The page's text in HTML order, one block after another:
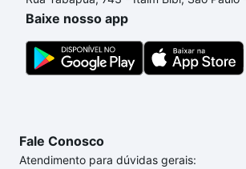
portal quanto custa comprar um
conte com a gente para comprar o
sonhos com segurança e conforto.
até as chaves.
Baixe nosso app
Fale Conosco
Atendimento para dúvidas gerais: